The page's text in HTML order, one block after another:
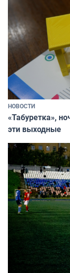
НОВОСТИ
«Табуретка»,
эти выходные